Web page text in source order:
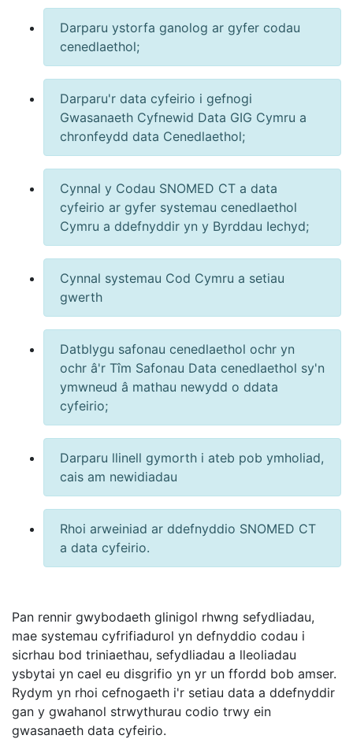
Darparu ystorfa ganolog ar gyfer codau
cenedlaethol;
Darparu'r data cyfeirio i gefnogi
Gwasanaeth Cyfnewid Data GIG Cymru a
chronfeydd data Cenedlaethol;
Cynnal y Codau SNOMED CT a data
cyfeirio ar gyfer systemau cenedlaethol
Cymru a ddefnyddir yn y Byrddau Iechyd;
Cynnal systemau Cod Cymru a setiau
gwerth
Datblygu safonau cenedlaethol ochr yn
ochr â'r Tîm Safonau Data cenedlaethol sy'n
ymwneud â mathau newydd o ddata
cyfeirio;
Darparu llinell gymorth i ateb pob ymholiad,
cais am newidiadau
Rhoi arweiniad ar ddefnyddio SNOMED CT
a data cyfeirio.
Pan rennir gwybodaeth glinigol rhwng sefydliadau,
mae systemau cyfrifiadurol yn defnyddio codau i
sicrhau bod triniaethau, sefydliadau a lleoliadau
ysbytai yn cael eu disgrifio yn yr un ffordd bob amser.
Rydym yn rhoi cefnogaeth i'r setiau data a ddefnyddir
gan y gwahanol strwythurau codio trwy ein
gwasanaeth data cyfeirio.